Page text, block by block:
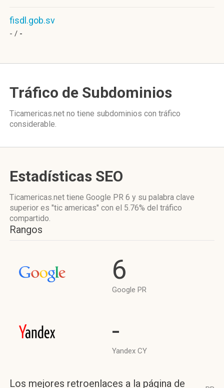
fisdl.gob.sv
- / -
Tráfico de Subdominios
Ticamericas.net no tiene subdominios con tráfico
considerable.
Estadísticas SEO
Ticamericas.net tiene Google PR 6 y su palabra clave
superior es "tic americas" con el 5.76% del tráfico
compartido.
Rangos
6
Google PR
-
Yandex CY
Los mejores retroenlaces a la página de